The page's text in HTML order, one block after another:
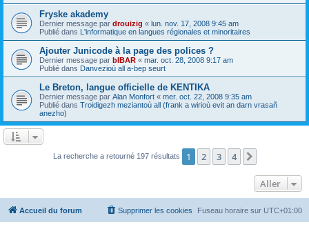
Fryske akademy
Dernier message par drouizig « lun. nov. 17, 2008 9:45 am
Publié dans L'informatique en langues régionales et minoritaires
Ajouter Junicode à la page des polices ?
Dernier message par bIBAR « mar. oct. 28, 2008 9:17 am
Publié dans Danvezioù all a-bep seurt
Le Breton, langue officielle de KENTIKA
Dernier message par Alan Monfort « mer. oct. 22, 2008 9:35 am
Publié dans Troidigezh meziantoù all (frank a wirioù evit an darn vrasañ
anezho)
La recherche a retourné 197 résultats 1 2 3 4
Aller
Accueil du forum Fuseau horaire sur UTC+01:00
Supprimer les cookies